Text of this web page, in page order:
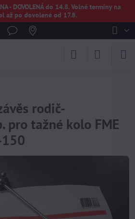
- DOVOLENÁ do 14.8. Volné termíny na
až po dovolené od 17.8.
rodič-
pro tažné kolo FME